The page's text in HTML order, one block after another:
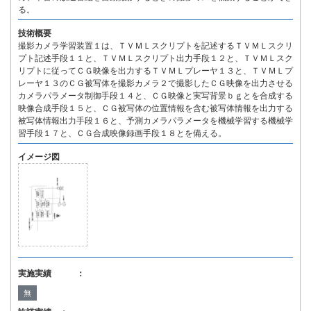
る。
技術概要
撮影カメラ学習装置１は、ＴＶＭＬスクリプトを記述するＴＶＭＬスクリ
プト記述手段１１と、ＴＶＭＬスクリプト出力手段１２と、ＴＶＭＬスク
リプトに従ってＣＧ映像を出力するＴＶＭＬプレーヤ１３と、ＴＶＭＬプ
レーヤ１３のＣＧ被写体を撮影カメラ２で撮影したＣＧ映像を出力させる
カメラパラメータ制御手段１４と、ＣＧ映像と実写背景ｂｇとを合成する
映像合成手段１５と、ＣＧ被写体の位置情報を含む被写体情報を出力する
被写体情報出力手段１６と、予測カメラパラメータを機械学習する機械学
習手段１７と、ＣＧ合成映像録画手段１８とを備える。
イメージ図
実施実績 ：
無